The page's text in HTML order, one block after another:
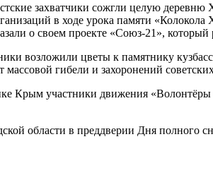
захватчики сожгли целую
в ходе урока памяти
о своем проекте «Союз-21»,
возложили цветы к памятнику
массовой гибели и захоронений
Крым участники движения
области в преддверии Дня